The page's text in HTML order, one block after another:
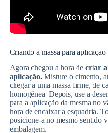
Criando a massa para
Agora chegou a hora de criar a
aplicação. Misture o cimento,
chegar a uma massa firme, de
homogênea. Depois, use a
para a aplicação da mesma no
hora de encaixar a esquadria.
posicione-a no mesmo sentido
embalagem.